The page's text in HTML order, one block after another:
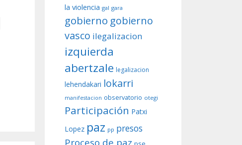
la violencia gal gara
gobierno gobierno
vasco ilegalizacion
izquierda
abertzale legalizacion
lehendakari lokarri
manifestacion observatorio otegi
Participación Patxi
Lopez paz pp presos
Proceso de paz